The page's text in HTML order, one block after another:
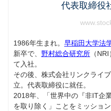
代表取締役
1986年生まれ。 早稲田大学法
新卒で、 野村総合研究所 （
て入社。
その後、株式会社リンクライブ
立。代表取締役に就任。
2018年、「世界中の『非IT企
を取り除く」ことをミッショ